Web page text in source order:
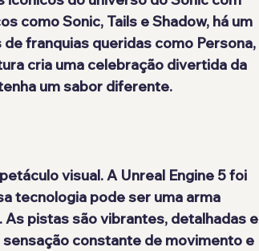
como Sonic, Tails e Shadow, há um
franquias queridas como Persona,
cria uma celebração divertida da
um sabor diferente.
visual. A Unreal Engine 5 foi
tecnologia pode ser uma arma
pistas são vibrantes, detalhadas e
constante de movimento e